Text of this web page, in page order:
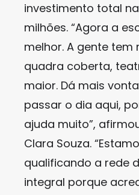
investimento total
milhões. “Agora a
melhor. A gente tem
quadra coberta,
maior. Dá mais
passar o dia aqui,
ajuda muito”,
Clara Souza.
qualificando a rede
integral porque